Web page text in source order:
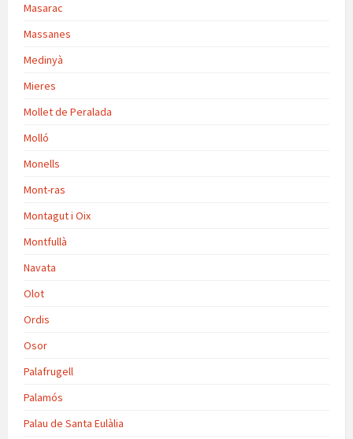
Masarac
Massanes
Medinyà
Mieres
Mollet de Peralada
Molló
Monells
Mont-ras
Montagut i Oix
Montfullà
Navata
Olot
Ordis
Osor
Palafrugell
Palamós
Palau de Santa Eulàlia